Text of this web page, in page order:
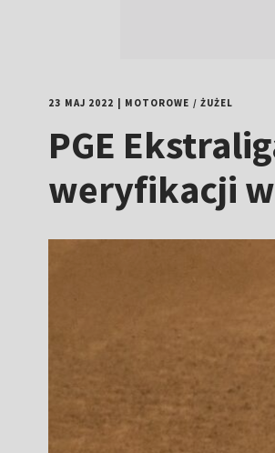
23 MAJ 2022 MOTOROWE / ŻUŻEL
PGE
weryfikacji